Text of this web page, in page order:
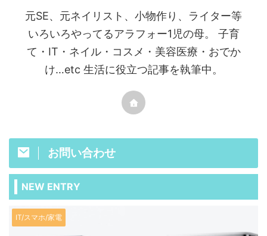
元SE、元ネイリスト、小物作り、ライター等
いろいろやってるアラフォー1児の母。 子育
て・IT・ネイル・コスメ・美容医療・おでか
け…etc 生活に役立つ記事を執筆中。
お問い合わせ
NEW ENTRY
IT/スマホ/家電